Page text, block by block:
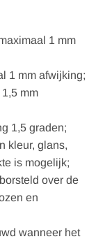
1 mm
1 mm afwijking;
mm
1,5 graden;
kleur, glans,
is mogelijk;
over de
en
wanneer het